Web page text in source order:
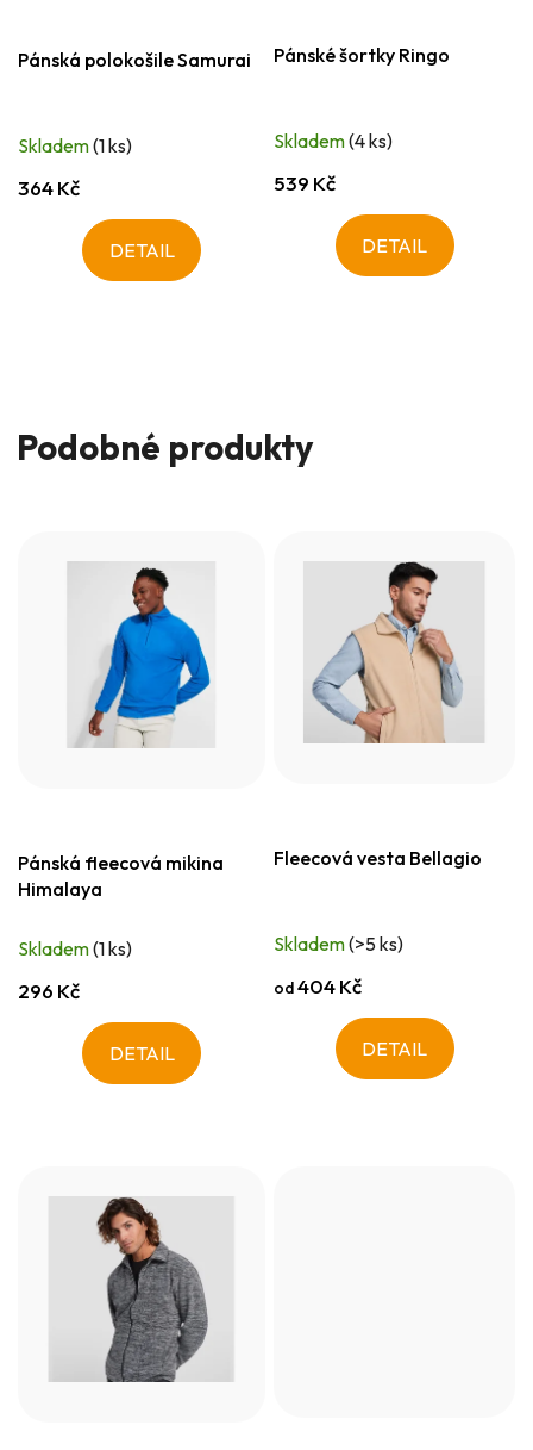
Pánská polokošile Samurai
Skladem(1 ks)
364 Kč
DETAIL
Pánské šortky Ringo
Skladem(4 ks)
539 Kč
DETAIL
Podobné produkty
Pánská fleecová mikina
Himalaya
Skladem(1 ks)
296 Kč
DETAIL
Fleecová vesta Bellagio
Skladem(>5 ks)
od404 Kč
DETAIL